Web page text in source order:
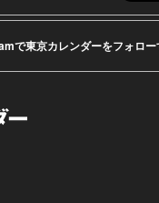
で東京カレンダーをフォロー